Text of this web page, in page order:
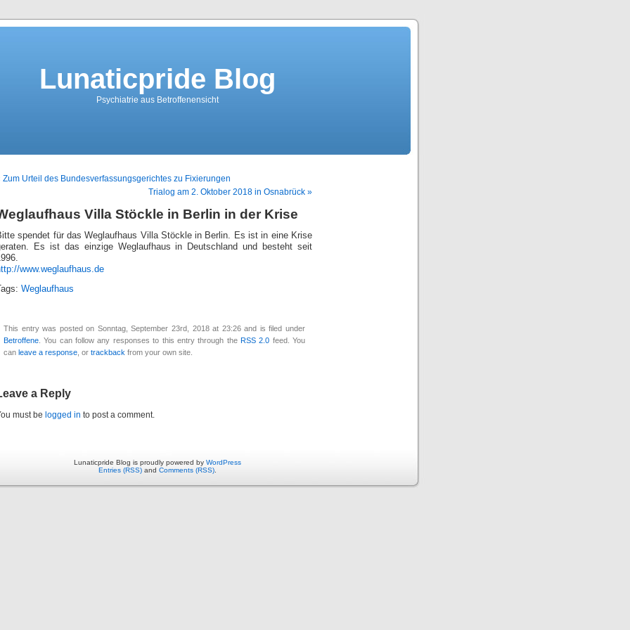
Lunaticpride Blog
Psychiatrie aus Betroffenensicht
Zum Urteil des Bundesverfassungsgerichtes zu Fixierungen
Trialog am 2. Oktober 2018 in Osnabrück »
Villa Stöckle in Berlin in der Krise
spendet für das Weglaufhaus Villa Stöckle in Berlin. Es ist in eine Krise
Es ist das einzige Weglaufhaus in Deutschland und besteht seit
www.weglaufhaus.de
Weglaufhaus
This entry was posted on Sonntag, September 23rd, 2018 at 23:26 and is filed under
Betroffene . You can follow any responses to this entry through the RSS 2.0 feed. You
can leave a response , or trackback from your own site.
a Reply
must be logged in to post a comment.
Lunaticpride Blog is proudly powered by WordPress
Entries (RSS) and Comments (RSS)